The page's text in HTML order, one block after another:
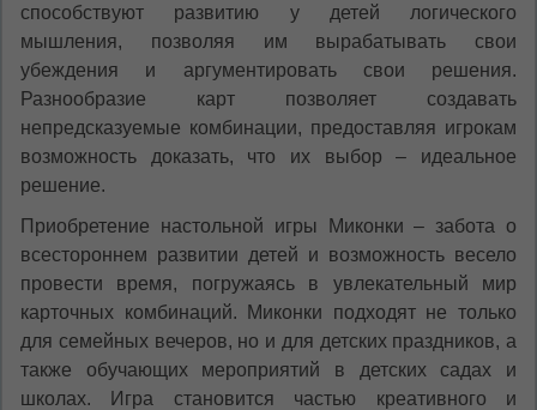
способствуют развитию у детей логического
мышления, позволяя им вырабатывать свои
убеждения и аргументировать свои решения.
Разнообразие карт позволяет создавать
непредсказуемые комбинации, предоставляя игрокам
возможность доказать, что их выбор – идеальное
решение.
Приобретение настольной игры Миконки – забота о
всестороннем развитии детей и возможность весело
провести время, погружаясь в увлекательный мир
карточных комбинаций. Миконки подходят не только
для семейных вечеров, но и для детских праздников, а
также обучающих мероприятий в детских садах и
школах. Игра становится частью креативного и